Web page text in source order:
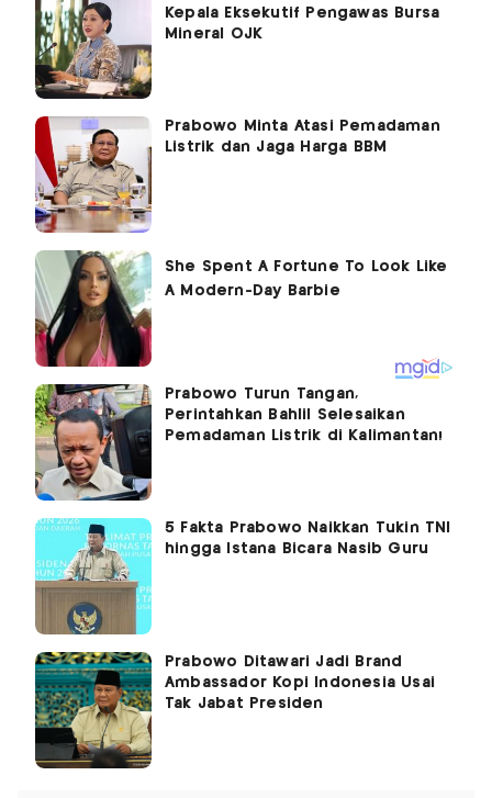
Kepala Eksekutif Pengawas Bursa
Mineral OJK
Prabowo Minta Atasi Pemadaman
Listrik dan Jaga Harga BBM
Prabowo Turun Tangan,
Perintahkan Bahlil Selesaikan
Pemadaman Listrik di Kalimantan!
5 Fakta Prabowo Naikkan Tukin TNI
hingga Istana Bicara Nasib Guru
Prabowo Ditawari Jadi Brand
Ambassador Kopi Indonesia Usai
Tak Jabat Presiden